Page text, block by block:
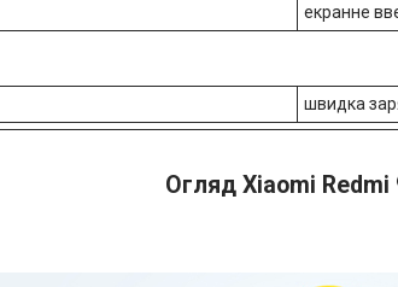
екранне
швидка
Огляд Xiaomi Redmi